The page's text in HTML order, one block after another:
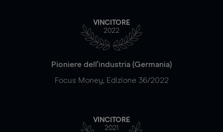
VINCITORE
2022
Pioniere dell'industria (Germania)
Focus Money, Edizione 36/2022
VINCITORE
2021